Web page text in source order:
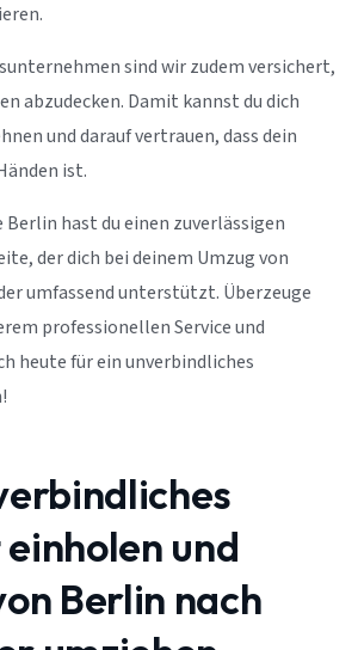
sind wir zudem versichert,
abzudecken. Damit kannst du dich
und darauf vertrauen, dass dein
ist.
hast du einen zuverlässigen
der dich bei deinem Umzug von
umfassend unterstützt. Überzeuge
professionellen Service und
heute für ein unverbindliches
und
Berlin nach